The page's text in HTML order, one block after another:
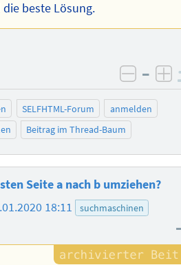
beste Lösung.
–
SELFHTML-Forum
anmelden
Beitrag im Thread-Baum
Seite a nach b umziehen?
18:11 suchmaschinen